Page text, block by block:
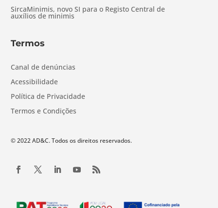
SircaMinimis, novo SI para o Registo Central de
auxílios de minimis
Termos
Canal de denúncias
Acessibilidade
Política de Privacidade
Termos e Condições
© 2022 AD&C. Todos os direitos reservados.